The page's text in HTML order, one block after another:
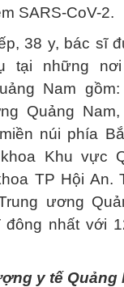
SARS-CoV-2.
38 y, bác sĩ
tại những
Nam
Quảng
núi phía
Khu vực
TP Hội An.
ương
đông nhất với
y tế Quảng